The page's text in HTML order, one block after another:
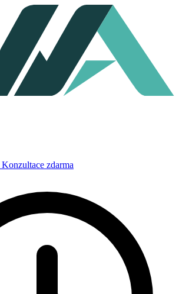
Konzultace zdarma